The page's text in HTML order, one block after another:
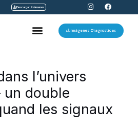
Descargar Exámenes
I
n
s
t
a
F
a
c
e
b
Menu Imágenes Diagnosticas
l’univers
un double
les signaux